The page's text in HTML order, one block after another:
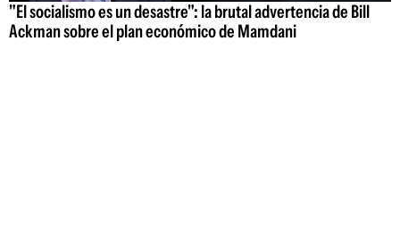
"El socialismo es un desastre": la brutal advertencia de Bill
Ackman sobre el plan económico de Mamdani